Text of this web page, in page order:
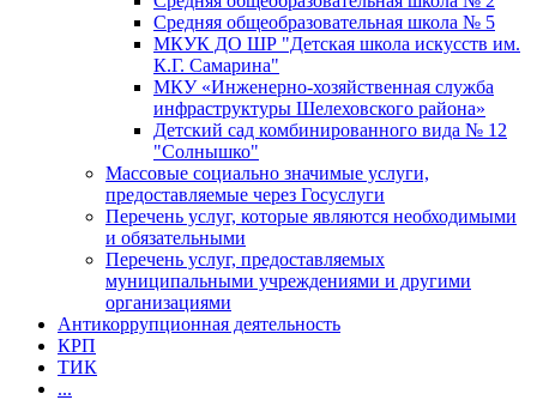
Средняя общеобразовательная школа № 5
МКУК ДО ШР "Детская школа искусств им.
К.Г. Самарина"
МКУ «Инженерно-хозяйственная служба
инфраструктуры Шелеховского района»
Детский сад комбинированного вида № 12
"Солнышко"
Массовые социально значимые услуги,
предоставляемые через Госуслуги
Перечень услуг, которые являются необходимыми
и обязательными
Перечень услуг, предоставляемых
муниципальными учреждениями и другими
организациями
Антикоррупционная деятельность
КРП
ТИК
...